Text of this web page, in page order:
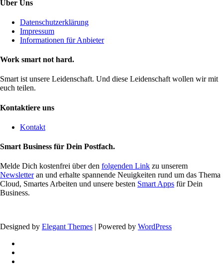
Über Uns
Datenschutzerklärung
Impressum
Informationen für Anbieter
Work smart not hard.
Smart ist unsere Leidenschaft. Und diese Leidenschaft wollen wir mit
euch teilen.
Kontaktiere uns
Kontakt
Smart Business für Dein Postfach.
Melde Dich kostenfrei über den folgenden Link zu unserem
Newsletteran und erhalte spannende Neuigkeiten rund um das Thema
Cloud, Smartes Arbeiten und unsere besten Smart Apps für Dein
Business.
Designed by Elegant Themes | Powered by WordPress